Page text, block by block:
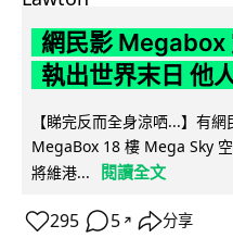
網民影 Megabox
執出世界末日 他
【睇完反而全身涼哂...】有
MegaBox 18 樓 Mega Sky
將維港...
閱讀全文
295 5 ↗ 分享